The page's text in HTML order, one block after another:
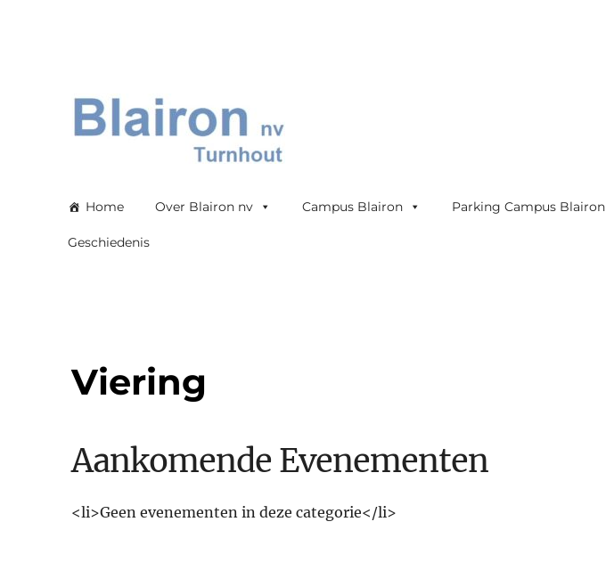
Home Over Blairon nv Campus Blairon Parking Campus Blairon
Geschiedenis
Viering
Aankomende Evenementen
<li>Geen evenementen in deze categorie</li>